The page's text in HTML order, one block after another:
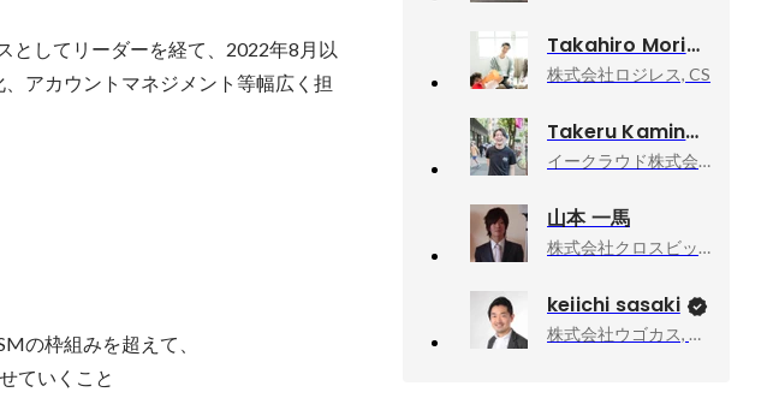
としてリーダーを経て、2022年8月以
アカウントマネジメント等幅広く担
の枠組みを超えて、
ていくこと
Takahiro Morimoto
株式会社ロジレス, CS
Takeru Kaminaka
イークラウド株式会社, 営業
山本 一馬
株式会社クロスビット, CS（カスタマーサクセス）
keiichi sasaki
株式会社ウゴカス, 代表取締役